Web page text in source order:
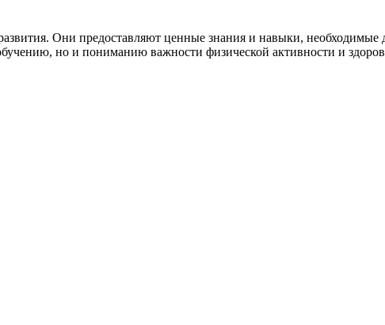
Они предоставляют ценные знания и навыки, необходимые
но и пониманию важности физической активности и